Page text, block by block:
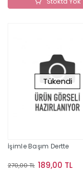
Tükendi
İşimle Başım Dertte
270,00 TL 189,00 TL